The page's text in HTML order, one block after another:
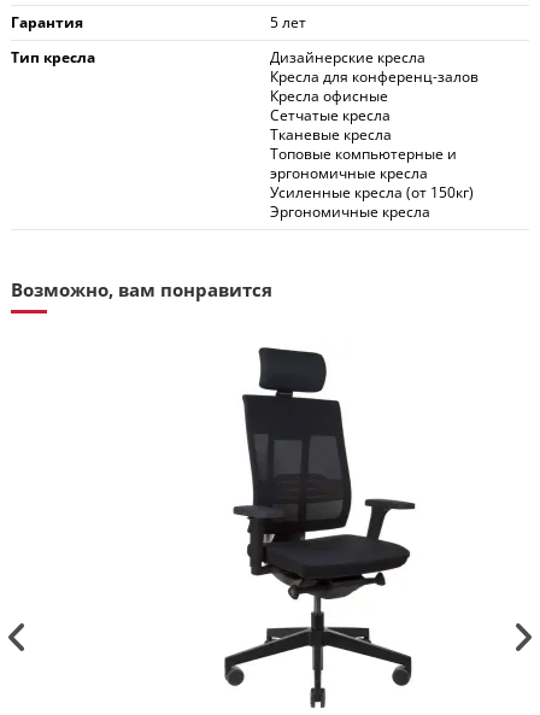
Гарантия
5 лет
Тип кресла
Дизайнерские кресла
Кресла для конференц-залов
Кресла офисные
Сетчатые кресла
Тканевые кресла
Топовые компьютерные и
эргономичные кресла
Усиленные кресла (от 150кг)
Эргономичные кресла
Возможно, вам понравится